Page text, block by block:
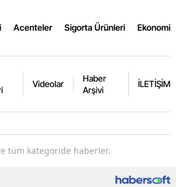
Acenteler Sigorta Ürünleri Ekonomi
Videolar
Haber
Arşivi
İLETİŞİM
tüm kategoride haberler.